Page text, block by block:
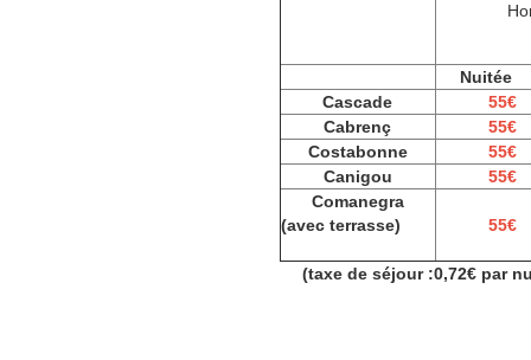
Nuitée
Cascade
55€
Cabrenç
55€
Costabonne
55€
Canigou
55€
Comanegra
(avec terrasse)
55€
(taxe de séjour :0,72€ par